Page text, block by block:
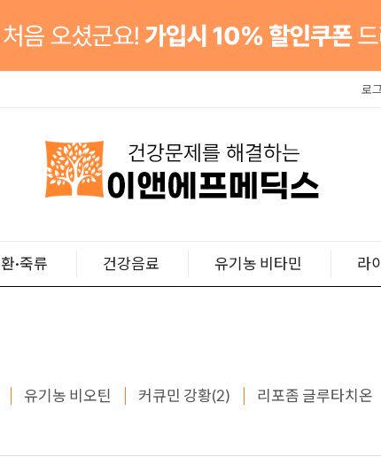
로
환·죽류 건강음료 유기농 비타민 라
유기농 비오틴 커큐민 강황(2) 리포좀 글루타치온